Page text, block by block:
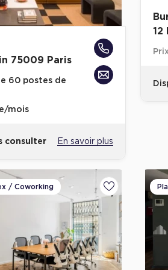
75009 Paris
60 postes de
mois
consulter En savoir plus
12
/ Coworking
Ajouter aux